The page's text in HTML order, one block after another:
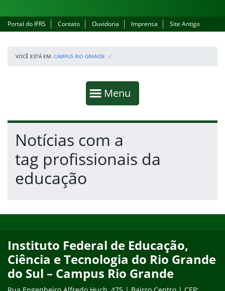
Portal do IFRS Contato Ouvidoria Imprensa Site Antigo
VOCÊ ESTÁ EM: CAMPUS RIO GRANDE
Mostrar
Menu
Fim da navegação
Início do conteúdo
Notícias com a
tag profissionais da
educação
Instituto Federal de Educação,
Ciência e Tecnologia do Rio Grande
do Sul – Campus Rio Grande